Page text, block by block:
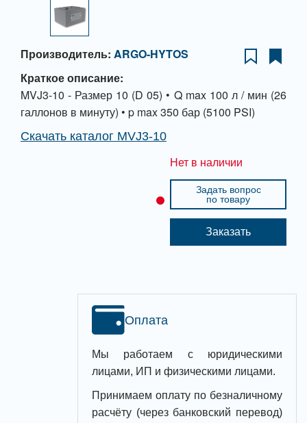
Производитель: ARGO-HYTOS
Краткое описание:
MVJ3-10 - Размер 10 (D 05) • Q max 100 л / мин (26
галлонов в минуту) • p max 350 бар (5100 PSI)
Скачать каталог MVJ3-10
Нет в наличии
Задать вопрос
по товару
Заказать
Оплата
Мы работаем с юридическими
лицами, ИП и физическими лицами.
Принимаем оплату по безналичному
расчёту (через банковский перевод)